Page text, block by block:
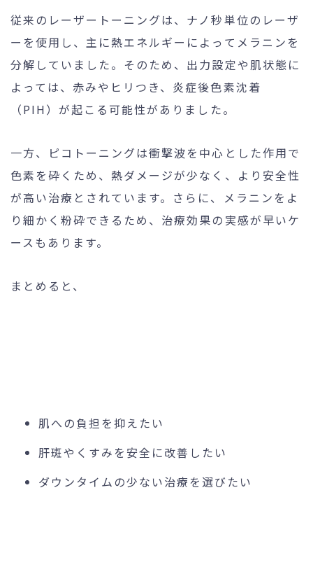
従来のレーザートーニングは、ナノ秒単位のレーザ
ーを使用し、主に熱エネルギーによってメラニンを
分解していました。そのため、出力設定や肌状態に
よっては、赤みやヒリつき、炎症後色素沈着
（PIH）が起こる可能性がありました。
一方、ピコトーニングは衝撃波を中心とした作用で
色素を砕くため、熱ダメージが少なく、より安全性
が高い治療とされています。さらに、メラニンをよ
り細かく粉砕できるため、治療効果の実感が早いケ
ースもあります。
まとめると、
肌への負担を抑えたい
肝斑やくすみを安全に改善したい
ダウンタイムの少ない治療を選びたい